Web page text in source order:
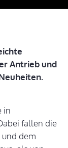
Antrieb und
in
fallen die
dem